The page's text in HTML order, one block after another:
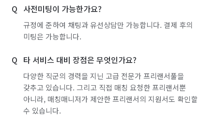
사전미팅이 가능한가요?
규정에 준하여 채팅과 유선상담만 가능합니다. 결제 후의
미팅은 가능합니다.
타 서비스 대비 장점은 무엇인가요?
다양한 직군의 경력을 지닌 고급 전문가 프리랜서풀을
갖추고 있습니다. 그리고 직접 매칭 요청한 프리랜서뿐
아니라, 매칭매니저가 제안한 프리랜서의 지원서도 확인할
수 있습니다.